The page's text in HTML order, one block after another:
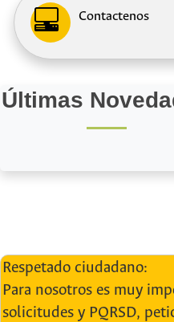
Contactenos
Últimas
Respetado ciudadano:
Para nosotros es muy
solicitudes y PQRSD,